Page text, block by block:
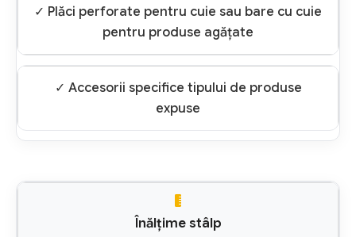
✓ Plăci perforate pentru cuie sau bare cu cuie
pentru produse agățate
✓ Accesorii specifice tipului de produse
expuse
Înălțime stâlp